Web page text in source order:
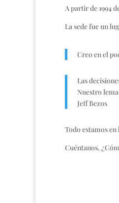
A partir de 1994
La sede fue un
Creo en el
Las
Nuestro
Jeff Bezos
Todo estamos
Cuéntanos,